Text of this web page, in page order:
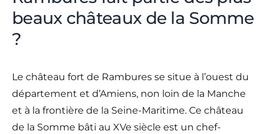
beaux châteaux de la Somme
?
Le château fort de Rambures se situe à l’ouest du
département et d’Amiens, non loin de la Manche
et à la frontière de la Seine-Maritime. Ce château
de la Somme bâti au XVe siècle est un chef-